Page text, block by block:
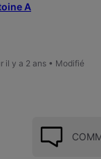
A
il y a 2 ans • Modifié